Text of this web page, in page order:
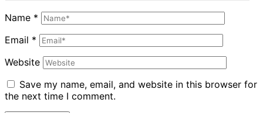
Name *
Email *
Website
Save my name, email, and website in this browser for
the next time I comment.